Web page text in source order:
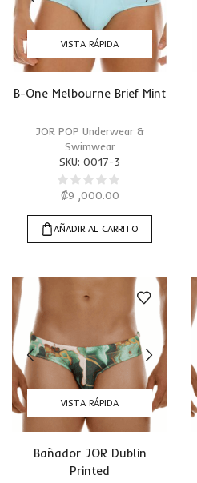
VISTA RÁPIDA
B-One Melbourne Brief Mint
JOR POP Underwear &
Swimwear
SKU: 0017-3
₡9 ,000.00
AÑADIR AL CARRITO
VISTA RÁPIDA
Bañador JOR Dublin
Printed